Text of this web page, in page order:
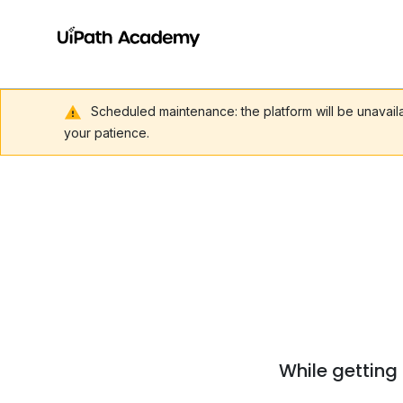
Scheduled maintenance: the platform will be
your patience.
While getting